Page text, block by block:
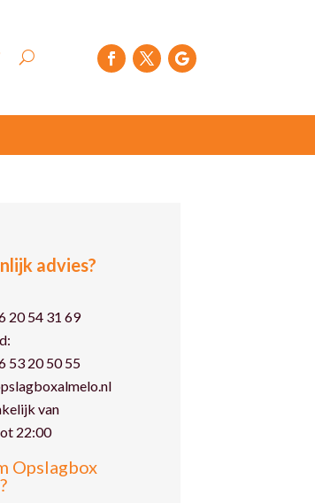
advies?
20 54 31 69
53 20 50 55
van
22:00
Opslagbox